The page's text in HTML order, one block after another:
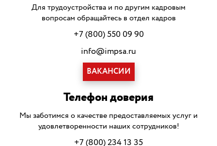
Для трудоустройства и по другим кадровым
вопросам обращайтесь в отдел кадров
+7 (800) 550 09 90
info@impsa.ru
ВАКАНСИИ
Телефон доверия
Мы заботимся о качестве предоставляемых услуг и
удовлетворенности наших сотрудников!
+7 (800) 234 13 35